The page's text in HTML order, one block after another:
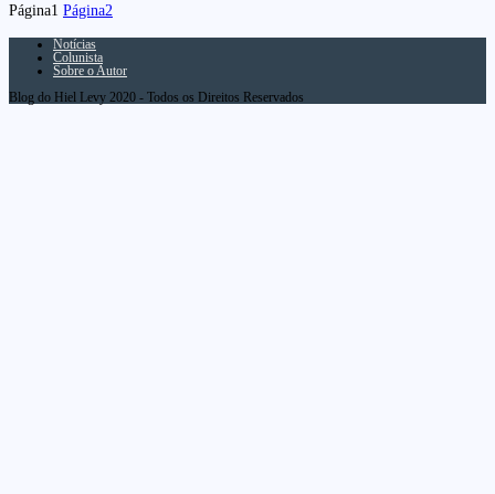
Página1 Página2
Notícias
Colunista
Sobre o Autor
Blog do Hiel Levy 2020 - Todos os Direitos Reservados